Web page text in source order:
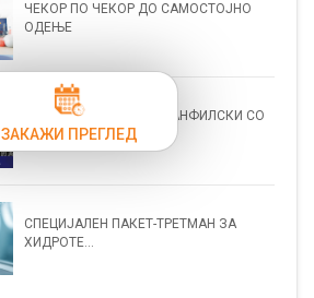
ЧЕКОР ПО ЧЕКОР ДО САМОСТОЈНО
ОДЕЊЕ
ПРОФ. Д-Р ОЛИВЕР КАРАНФИЛСКИ СО
СТР...
СПЕЦИЈАЛЕН ПАКЕТ-ТРЕТМАН ЗА
ХИДРОТЕ...
ЗАКАЖИ ПРЕГЛЕД